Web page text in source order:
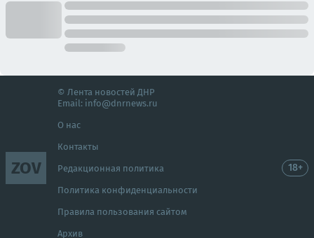
ZOV
© Лента новостей ДНР
Email: info@dnrnews.ru
О нас
Контакты
Редакционная политика
Политика конфиденциальности
Правила пользования сайтом
Архив
18+